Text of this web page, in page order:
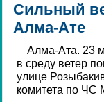
Сильный
Алма-Ате
Алма-Ата. 23
в среду ветер
улице
комитета по ЧС